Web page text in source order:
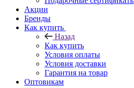
Акции
Бренды
Как купить
Назад
Как купить
Условия оплаты
Условия доставки
Гарантия на товар
Оптовикам